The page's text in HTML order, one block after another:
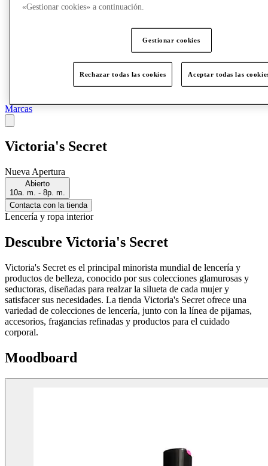
Marcas
Victoria's Secret
Nueva Apertura
Abierto
10a. m. - 8p. m.
Contacta con la tienda
Lencería y ropa interior
Descubre Victoria's Secret
Victoria's Secret es el principal minorista mundial de lencería y
productos de belleza, conocido por sus colecciones glamurosas y
seductoras, diseñadas para realzar la silueta de cada mujer y
satisfacer sus necesidades. La tienda Victoria's Secret ofrece una
variedad de colecciones de lencería, junto con la línea de pijamas,
accesorios, fragancias refinadas y productos para el cuidado
corporal.
Moodboard
«Gestionar cookies» a continuación.
Gestionar cookies
Rechazar todas las cookies Aceptar todas las